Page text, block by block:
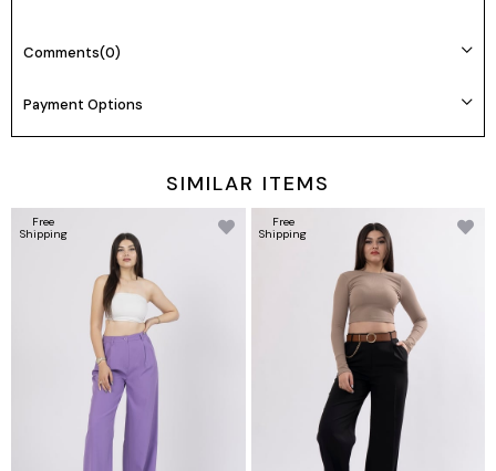
Comments(0)
Payment Options
SIMILAR ITEMS
Free
Shipping
Free
Shipping